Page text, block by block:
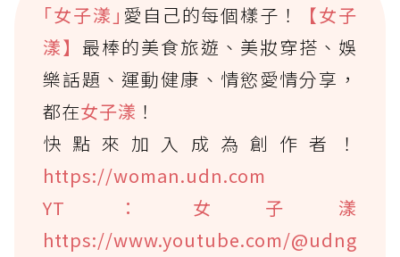
｢女子漾｣ 愛自己的每個樣子！
【女子
漾】 最棒的美食旅遊、美妝穿搭、娛
樂話題、運動健康、情慾愛情分享，
都在女子漾 ！
快點來加入成為創作者！
https://woman.udn.com
YT：女子漾
https://www.youtube.com/@udng